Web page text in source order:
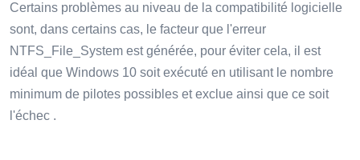
Certains problèmes au niveau de la compatibilité logicielle
sont, dans certains cas, le facteur que l'erreur
NTFS_File_System est générée, pour éviter cela, il est
idéal que Windows 10 soit exécuté en utilisant le nombre
minimum de pilotes possibles et exclue ainsi que ce soit
l'échec .